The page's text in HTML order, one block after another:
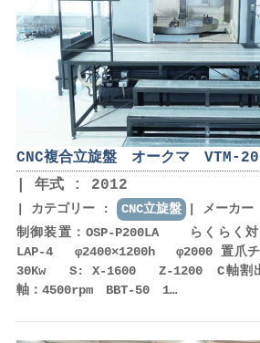
CNC複合立旋盤 オークマ VTM-
年式 : 2012
カテゴリー : CNC立旋盤 メーカ
制御装置：OSP-P200LA らくらく
LAP-4 φ2400×1200h φ2000 置爪
30Kw S: X-1600 Z-1200 C軸
軸：4500rpm BBT-50 1…